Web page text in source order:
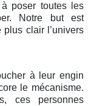
poser toutes les
Notre but est
plus clair l’univers
à leur engin
le mécanisme.
ces personnes